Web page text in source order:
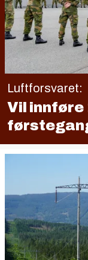
Luftforsvaret:
Vil innføre